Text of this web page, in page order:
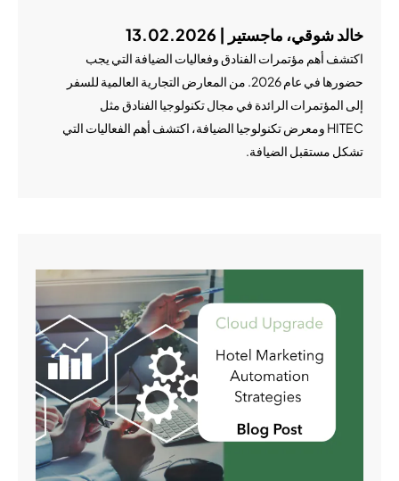
خالد شوقي، ماجستير | 13.02.2026
اكتشف أهم مؤتمرات الفنادق وفعاليات الضيافة التي يجب
حضورها في عام 2026. من المعارض التجارية العالمية للسفر
إلى المؤتمرات الرائدة في مجال تكنولوجيا الفنادق مثل
HITEC ومعرض تكنولوجيا الضيافة، اكتشف أهم الفعاليات التي
تشكل مستقبل الضيافة.